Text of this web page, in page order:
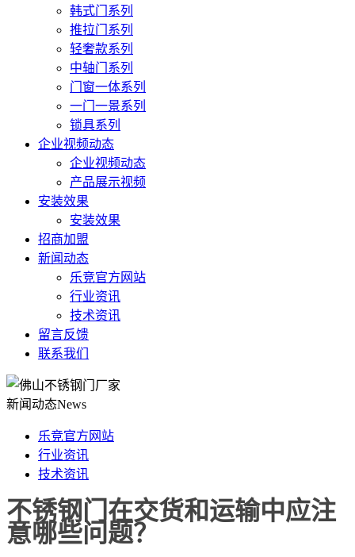
韩式门系列
推拉门系列
轻奢款系列
中轴门系列
门窗一体系列
一门一景系列
锁具系列
企业视频动态
企业视频动态
产品展示视频
安装效果
安装效果
招商加盟
新闻动态
乐竞官方网站
行业资讯
技术资讯
留言反馈
联系我们
新闻动态News
乐竞官方网站
行业资讯
技术资讯
不锈钢门在交货和运输中应注
意哪些问题？